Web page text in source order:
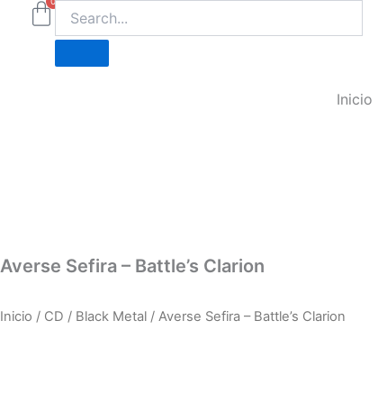
Carrito
Inicio
Averse Sefira – Battle’s Clarion
Inicio / CD / Black Metal / Averse Sefira – Battle’s Clarion